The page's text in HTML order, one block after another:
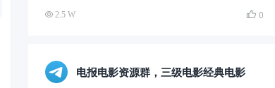
等极品好货 火鱼账号：WE8866【QQ微信风控】约炮
请到应用商店或 百度浏览器 搜索（火鱼）APP下载
2.5 W  0
电报电影资源群，三级电影经典电影